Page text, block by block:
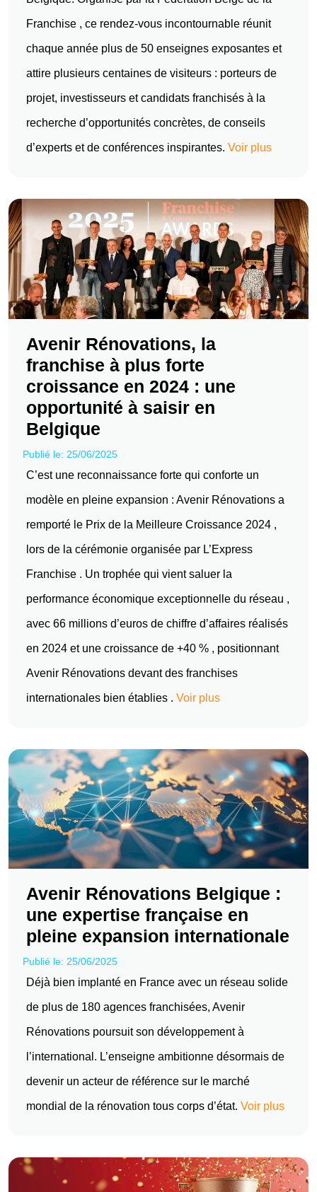
Franchise , ce rendez-vous incontournable réunit
chaque année plus de 50 enseignes exposantes et
attire plusieurs centaines de visiteurs : porteurs de
projet, investisseurs et candidats franchisés à la
recherche d’opportunités concrètes, de conseils
d’experts et de conférences inspirantes. Voir plus
Avenir Rénovations, la
franchise à plus forte
croissance en 2024 : une
opportunité à saisir en
Belgique
Publié le: 25/06/2025
C’est une reconnaissance forte qui conforte un
modèle en pleine expansion : Avenir Rénovations a
remporté le Prix de la Meilleure Croissance 2024 ,
lors de la cérémonie organisée par L’Express
Franchise . Un trophée qui vient saluer la
performance économique exceptionnelle du réseau ,
avec 66 millions d’euros de chiffre d’affaires réalisés
en 2024 et une croissance de +40 % , positionnant
Avenir Rénovations devant des franchises
internationales bien établies . Voir plus
Avenir Rénovations Belgique :
une expertise française en
pleine expansion internationale
Publié le: 25/06/2025
Déjà bien implanté en France avec un réseau solide
de plus de 180 agences franchisées, Avenir
Rénovations poursuit son développement à
l’international. L’enseigne ambitionne désormais de
devenir un acteur de référence sur le marché
mondial de la rénovation tous corps d’état. Voir plus